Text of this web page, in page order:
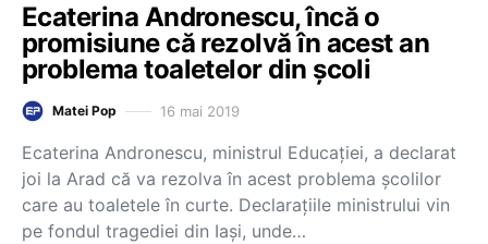
Ecaterina Andronescu, încă o
promisiune că rezolvă în acest an
problema toaletelor din şcoli
Matei Pop 16 mai 2019
Ecaterina Andronescu, ministrul Educaţiei, a declarat
joi la Arad că va rezolva în acest problema şcolilor
care au toaletele în curte. Declarațiile ministrului vin
pe fondul tragediei din Iași, unde…